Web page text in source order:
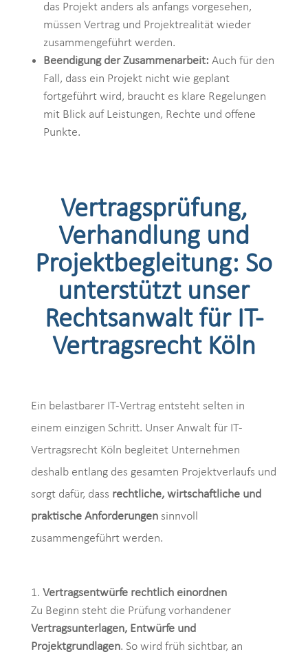
das Projekt anders als anfangs vorgesehen,
müssen Vertrag und Projektrealität wieder
zusammengeführt werden.
Beendigung der Zusammenarbeit: Auch für den
Fall, dass ein Projekt nicht wie geplant
fortgeführt wird, braucht es klare Regelungen
mit Blick auf Leistungen, Rechte und offene
Punkte.
Vertragsprüfung,
Verhandlung und
Projektbegleitung: So
unterstützt unser
Rechtsanwalt für IT-
Vertragsrecht Köln
Ein belastbarer IT-Vertrag entsteht selten in
einem einzigen Schritt. Unser Anwalt für IT-
Vertragsrecht Köln begleitet Unternehmen
deshalb entlang des gesamten Projektverlaufs und
sorgt dafür, dass rechtliche, wirtschaftliche und
praktische Anforderungensinnvoll
zusammengeführt werden.
Vertragsentwürfe rechtlich einordnen
Zu Beginn steht die Prüfung vorhandener
Vertragsunterlagen, Entwürfe und
Projektgrundlagen. So wird früh sichtbar, an